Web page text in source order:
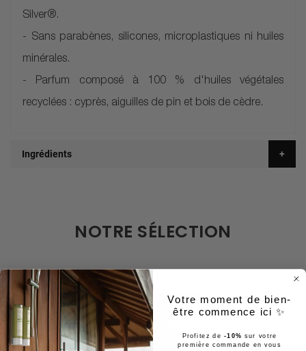
Silver®.
- Sans parabènes, silicones, microplastiques ni huiles
minérales.
- Parfum composé à 100 % d'huiles végétales
recyclées : cyprès, aiguilles de pin et bois de cèdre.
Ingrédients
NOTRE SÉLECTION
Votre moment de bien-
être commence ici ✨
Profitez de -10% sur votre
première commande en vous